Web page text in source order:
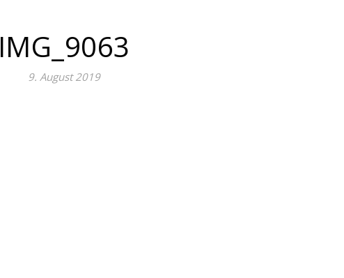
IMG_9063
9. August 2019